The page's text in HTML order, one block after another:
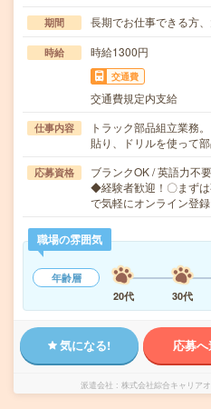
期間 長期でお仕事できる方、
時給 時給1300円
交通費
交通費規定内支給
仕事内容
トラック部品組立業務
貼り、ドリルを使って
応募資格
ブランクOK / 英語力不要
◆経験者歓迎！〇まず
で気軽にオンライン登
職場の雰囲気
年齢層
20代
30代
気になる! 応募
派遣会社 株式会社綜合キャリア